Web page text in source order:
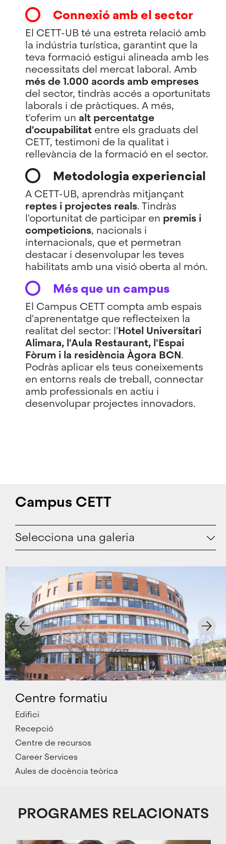
Connexió amb el sector
El CETT-UB té una estreta relació amb
la indústria turística, garantint que la
teva formació estigui alineada amb les
necessitats del mercat laboral. Amb
més de 1.000 acords amb empreses
del sector, tindràs accés a oportunitats
laborals i de pràctiques. A més,
t'oferim un alt percentatge
d'ocupabilitat entre els graduats del
CETT, testimoni de la qualitat i
rellevància de la formació en el sector.
Metodologia experiencial
A CETT-UB, aprendràs mitjançant
reptes i projectes reals. Tindràs
l'oportunitat de participar en premis i
competicions, nacionals i
internacionals, que et permetran
destacar i desenvolupar les teves
habilitats amb una visió oberta al món.
Més que un campus
El Campus CETT compta amb espais
d'aprenentatge que reflecteixen la
realitat del sector: l'Hotel Universitari
Alimara, l'Aula Restaurant, l'Espai
Fòrum i la residència Àgora BCN.
Podràs aplicar els teus coneixements
en entorns reals de treball, connectar
amb professionals en actiu i
desenvolupar projectes innovadors.
Campus CETT
Selecciona una galeria
Centre formatiu
Edifici
Recepció
Centre de recursos
Career Services
Aules de docència teòrica
Cinc
CETT
Sortides
Informació
Serveis
El
PROGRAMES RELACIONATS